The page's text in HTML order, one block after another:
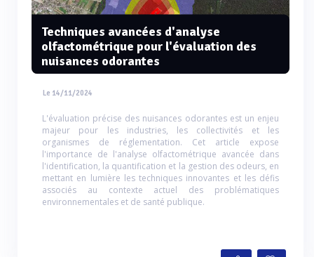
Techniques avancées d'analyse
olfactométrique pour l'évaluation des
nuisances odorantes
Le 14/11/2024
L'évaluation précise des nuisances odorantes est un enjeu
majeur pour les industries, les collectivités et les
organismes de réglementation. Cet article expose
l'importance de l'analyse olfactométrique avancée dans
l'identification, la quantification et la gestion des odeurs, en
mettant en lumière les techniques innovantes et les défis
associés au contexte actuel des problématiques
environnementales et de santé publique.